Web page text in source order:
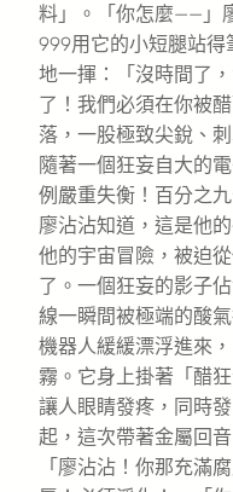
料」。「你怎麼——」
999用它的小短腿站
地一揮：「沒時間了
了！我們必須在你被
落，一股極致尖銳、
隨著一個狂妄自大的
例嚴重失衡！百分之
廖沾沾知道，這是他
他的宇宙冒險，被迫
了。一個狂妄的影子
線一瞬間被極端的酸
機器人緩緩漂浮進來
霧。它身上掛著「醋
讓人眼睛發疼，同時
起，這次帶著金屬回
「廖沾沾！你那充滿